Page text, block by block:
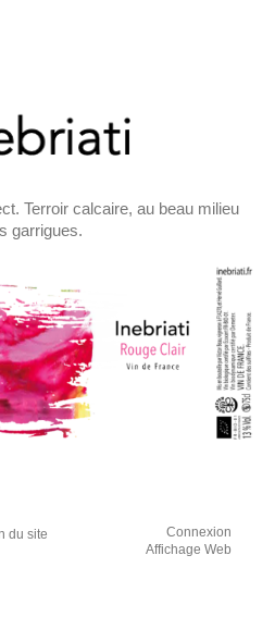
Terroir calcaire, au beau milieu
garrigues.
du site
Connexion
Affichage Web